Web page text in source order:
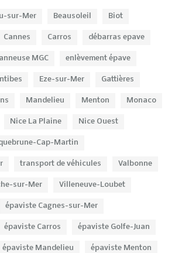
sur-Mer Beausoleil Biot
Cannes Carros débarras epave
MGC enlèvement épave
Eze-sur-Mer Gattières
Mandelieu Menton Monaco
Nice La Plaine Nice Ouest
Cap-Martin
transport de véhicules Valbonne
sur-Mer Villeneuve-Loubet
épaviste Cagnes-sur-Mer
épaviste Carros épaviste Golfe-Juan
épaviste Mandelieu épaviste Menton